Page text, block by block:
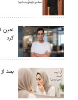
امین
کرد
بعد